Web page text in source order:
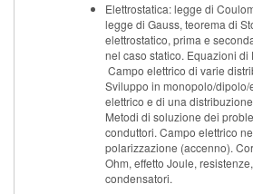
Elettrostatica: legge di
legge di Gauss, teorema di
elettrostatico, prima e
nel caso statico. Equazioni di
Campo elettrico di varie
Sviluppo in monopolo/dipolo/
elettrico e di una
Metodi di soluzione dei
conduttori. Campo elettrico
polarizzazione (accenno).
Ohm, effetto Joule,
condensatori.